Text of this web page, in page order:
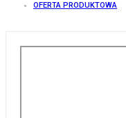
OFERTA PRODUKTOWA